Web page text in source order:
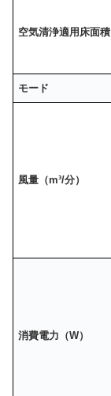
空気清浄適用床面積
モード
風量（m³/分）
消費電力（W）